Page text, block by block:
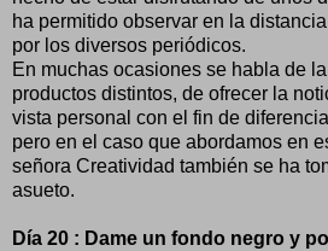
ha permitido observar en la
por los diversos periódicos.
En muchas ocasiones se habla de
productos distintos, de ofrecer la
vista personal con el fin de
pero en el caso que abordamos en
señora Creatividad también se ha
asueto.
Día 20 : Dame un fondo negro y